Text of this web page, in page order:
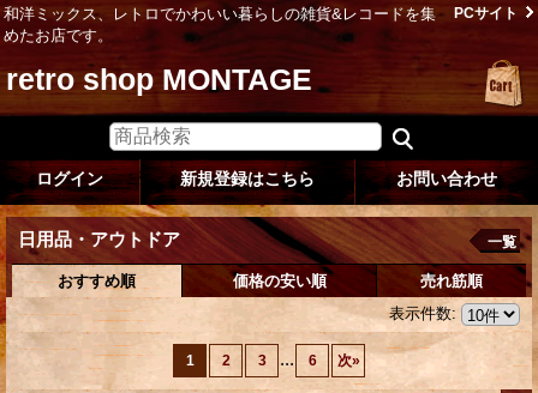
和洋ミックス、レトロでかわいい暮らしの雑貨&レコードを集
めたお店です。
PCサイト
retro shop MONTAGE
ログイン 新規登録はこちら お問い合わせ
日用品・アウトドア 一覧
おすすめ順 価格の安い順
売れ筋順
表示件数:
1 2 3 ... 6 次»